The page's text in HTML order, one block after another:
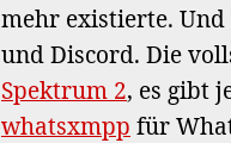
mehr existierte.
und Discord. Die
Spektrum 2, es gibt
whatsxmpp für